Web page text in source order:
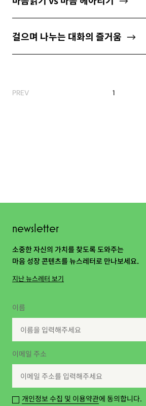
newsletter
소중한 자신의 가치를 찾도록
마음 성장 콘텐츠를 뉴스레터로
걸으며 나누는 대화의 즐거움
PREV 1
newsletter
소중한 자신의 가치를 찾도록 도와주는
마음 성장 콘텐츠를 뉴스레터로 만나보세요.
지난 뉴스레터 보기
이름
이메일 주소
개인정보 수집 및 이용약관에 동의합니다.